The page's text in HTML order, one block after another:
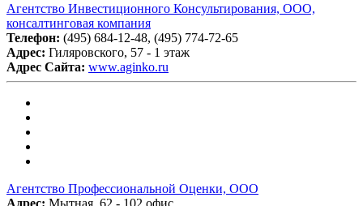
Агентство Инвестиционного Консультирования, ООО,
консалтинговая компания
Телефон: (495) 684-12-48, (495) 774-72-65
Адрес: Гиляровского, 57 - 1 этаж
Адрес Сайта: www.aginko.ru
Агентство Профессиональной Оценки, ООО
Адрес: Мытная, 62 - 102 офис